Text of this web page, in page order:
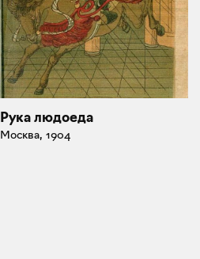
Рука людоеда
Москва, 1904